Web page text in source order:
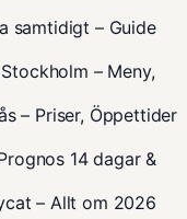
samtidigt – Guide
– Meny,
– Priser, Öppettider
14 dagar &
– Allt om 2026